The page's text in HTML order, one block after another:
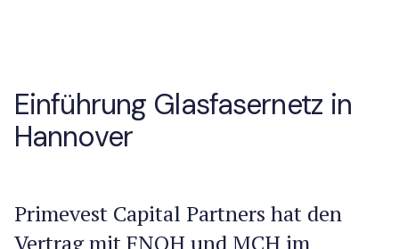
Einführung Glasfasernetz in
Hannover
Primevest Capital Partners hat den
Vertrag mit FNOH und MCH im